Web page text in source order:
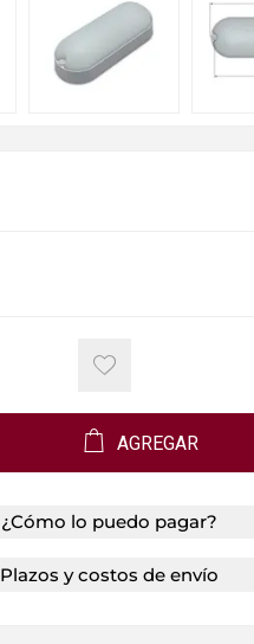
AGREGAR
¿Cómo lo puedo pagar?
Plazos y costos de envío